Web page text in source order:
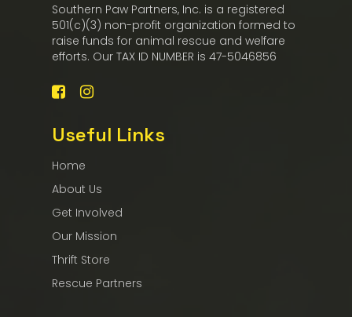
Southern Paw Partners, Inc. is a registered
501(c)(3) non-profit organization formed to
raise funds for animal rescue and welfare
efforts. Our TAX ID NUMBER is 47-5046856
Useful Links
Home
About Us
Get Involved
Our Mission
Thrift Store
Rescue Partners